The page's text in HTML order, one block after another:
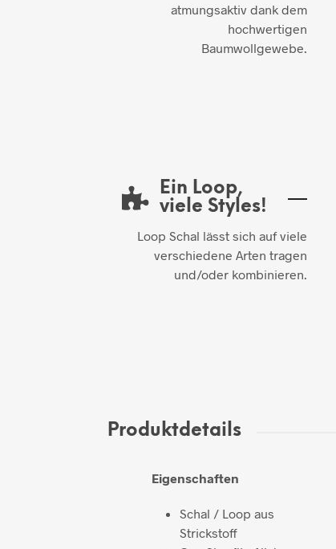
atmungsaktiv dank dem
hochwertigen
Baumwollgewebe.
Ein Loop,
viele Styles!
Loop Schal lässt sich auf viele
verschiedene Arten tragen
und/oder kombinieren.
Produktdetails
Eigenschaften
Schal / Loop aus
Strickstoff